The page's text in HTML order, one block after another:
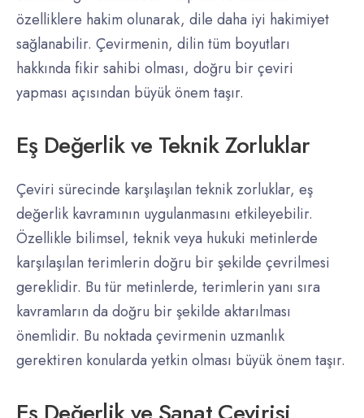
özelliklere hakim olunarak, dile daha iyi hakimiyet
sağlanabilir. Çevirmenin, dilin tüm boyutları
hakkında fikir sahibi olması, doğru bir çeviri
yapması açısından büyük önem taşır.
Eş Değerlik ve Teknik Zorluklar
Çeviri sürecinde karşılaşılan teknik zorluklar, eş
değerlik kavramının uygulanmasını etkileyebilir.
Özellikle bilimsel, teknik veya hukuki metinlerde
karşılaşılan terimlerin doğru bir şekilde çevrilmesi
gereklidir. Bu tür metinlerde, terimlerin yanı sıra
kavramların da doğru bir şekilde aktarılması
önemlidir. Bu noktada çevirmenin uzmanlık
gerektiren konularda yetkin olması büyük önem taşır.